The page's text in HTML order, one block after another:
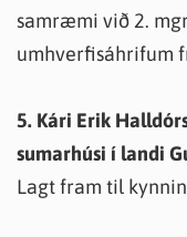
samræmi við 2.
umhverfisáhrifum
5. Kári Erik
sumarhúsi í landi
Lagt fram til